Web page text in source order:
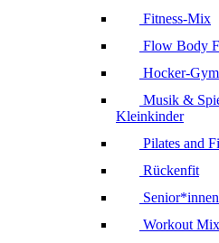
Fitness-Mix
Flow Body
Hocker-
Musik &
Kleinkinder
Pilates and
Rückenfit
Workout Mix